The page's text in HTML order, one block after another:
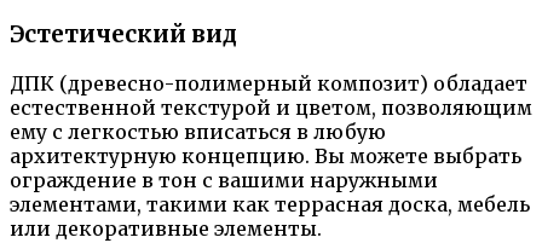
Эстетический вид
ДПК (древесно-полимерный композит) обладает
естественной текстурой и цветом, позволяющим
ему с легкостью вписаться в любую
архитектурную концепцию. Вы можете выбрать
ограждение в тон с вашими наружными
элементами, такими как террасная доска, мебель
или декоративные элементы.